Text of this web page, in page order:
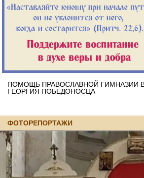
ПОМОЩЬ ПРАВОСЛАВНОЙ ГИМНАЗИИ
ГЕОРГИЯ ПОБЕДОНОСЦА
ФОТОРЕПОРТАЖИ